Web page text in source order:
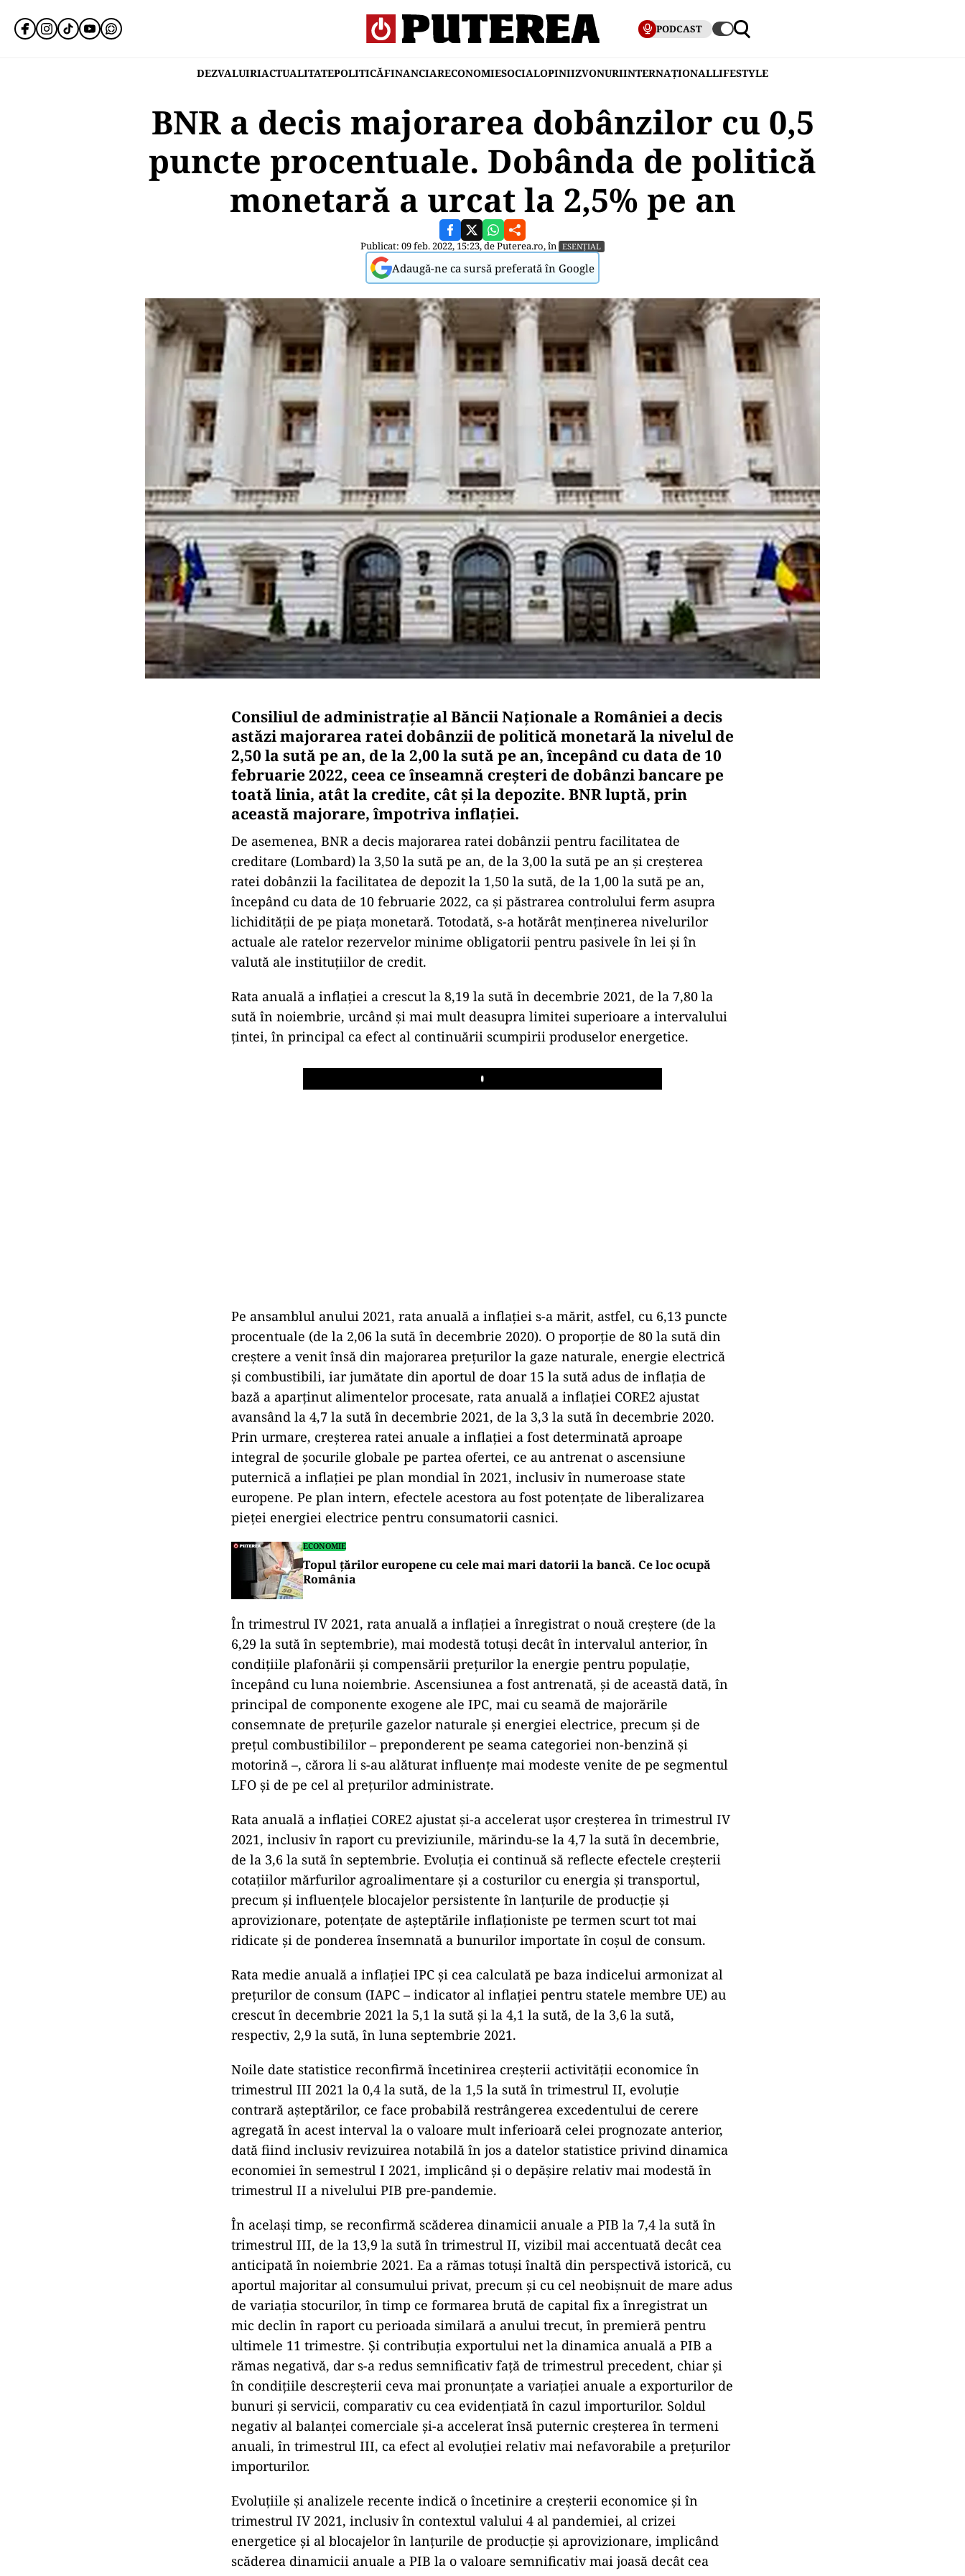
PODCAST
DEZVALUIRIACTUALITATEPOLITICĂFINANCIARECONOMIESOCIALOPINIIZVONURIINTERNAȚIONALLIFESTYLE
BNR a decis majorarea dobânzilor cu 0,5
puncte procentuale. Dobânda de politică
monetară a urcat la 2,5% pe an
Publicat: 09 feb. 2022, 15:23, dePuterea.ro, în ESENȚIAL
Adaugă-ne ca sursă preferată în Google
Consiliul de administraţie al Băncii Naţionale a României a decis
astăzi majorarea ratei dobânzii de politică monetară la nivelul de
2,50 la sută pe an, de la 2,00 la sută pe an, începând cu data de 10
februarie 2022, ceea ce înseamnă creșteri de dobânzi bancare pe
toată linia, atât la credite, cât și la depozite. BNR luptă, prin
această majorare, împotriva inflației.
De asemenea, BNR a decis majorarea ratei dobânzii pentru facilitatea de
creditare (Lombard) la 3,50 la sută pe an, de la 3,00 la sută pe an și creșterea
ratei dobânzii la facilitatea de depozit la 1,50 la sută, de la 1,00 la sută pe an,
începând cu data de 10 februarie 2022, ca și păstrarea controlului ferm asupra
lichidității de pe piața monetară. Totodată, s-a hotărât menținerea nivelurilor
actuale ale ratelor rezervelor minime obligatorii pentru pasivele în lei și în
valută ale instituțiilor de credit.
Rata anuală a inflației a crescut la 8,19 la sută în decembrie 2021, de la 7,80 la
sută în noiembrie, urcând și mai mult deasupra limitei superioare a intervalului
țintei, în principal ca efect al continuării scumpirii produselor energetice.
Play
Pe ansamblul anului 2021, rata anuală a inflației s-a mărit, astfel, cu 6,13 puncte
procentuale (de la 2,06 la sută în decembrie 2020). O proporție de 80 la sută din
creștere a venit însă din majorarea prețurilor la gaze naturale, energie electrică
și combustibili, iar jumătate din aportul de doar 15 la sută adus de inflația de
bază a aparținut alimentelor procesate, rata anuală a inflației CORE2 ajustat
avansând la 4,7 la sută în decembrie 2021, de la 3,3 la sută în decembrie 2020.
Prin urmare, creșterea ratei anuale a inflației a fost determinată aproape
integral de șocurile globale pe partea ofertei, ce au antrenat o ascensiune
puternică a inflației pe plan mondial în 2021, inclusiv în numeroase state
europene. Pe plan intern, efectele acestora au fost potențate de liberalizarea
pieței energiei electrice pentru consumatorii casnici.
ECONOMIE
Topul țărilor europene cu cele mai mari datorii la bancă. Ce loc ocupă
România
În trimestrul IV 2021, rata anuală a inflației a înregistrat o nouă creștere (de la
6,29 la sută în septembrie), mai modestă totuși decât în intervalul anterior, în
condițiile plafonării și compensării prețurilor la energie pentru populație,
începând cu luna noiembrie. Ascensiunea a fost antrenată, și de această dată, în
principal de componente exogene ale IPC, mai cu seamă de majorările
consemnate de prețurile gazelor naturale și energiei electrice, precum și de
prețul combustibililor – preponderent pe seama categoriei non-benzină și
motorină –, cărora li s-au alăturat influențe mai modeste venite de pe segmentul
LFO și de pe cel al prețurilor administrate.
Rata anuală a inflației CORE2 ajustat și-a accelerat ușor creșterea în trimestrul IV
2021, inclusiv în raport cu previziunile, mărindu-se la 4,7 la sută în decembrie,
de la 3,6 la sută în septembrie. Evoluția ei continuă să reflecte efectele creșterii
cotațiilor mărfurilor agroalimentare și a costurilor cu energia și transportul,
precum și influențele blocajelor persistente în lanțurile de producție și
aprovizionare, potențate de așteptările inflaționiste pe termen scurt tot mai
ridicate și de ponderea însemnată a bunurilor importate în coșul de consum.
Rata medie anuală a inflației IPC și cea calculată pe baza indicelui armonizat al
prețurilor de consum (IAPC – indicator al inflației pentru statele membre UE) au
crescut în decembrie 2021 la 5,1 la sută și la 4,1 la sută, de la 3,6 la sută,
respectiv, 2,9 la sută, în luna septembrie 2021.
Noile date statistice reconfirmă încetinirea creșterii activității economice în
trimestrul III 2021 la 0,4 la sută, de la 1,5 la sută în trimestrul II, evoluție
contrară așteptărilor, ce face probabilă restrângerea excedentului de cerere
agregată în acest interval la o valoare mult inferioară celei prognozate anterior,
dată fiind inclusiv revizuirea notabilă în jos a datelor statistice privind dinamica
economiei în semestrul I 2021, implicând și o depășire relativ mai modestă în
trimestrul II a nivelului PIB pre-pandemie.
În același timp, se reconfirmă scăderea dinamicii anuale a PIB la 7,4 la sută în
trimestrul III, de la 13,9 la sută în trimestrul II, vizibil mai accentuată decât cea
anticipată în noiembrie 2021. Ea a rămas totuși înaltă din perspectivă istorică, cu
aportul majoritar al consumului privat, precum și cu cel neobișnuit de mare adus
de variația stocurilor, în timp ce formarea brută de capital fix a înregistrat un
mic declin în raport cu perioada similară a anului trecut, în premieră pentru
ultimele 11 trimestre. Și contribuția exportului net la dinamica anuală a PIB a
rămas negativă, dar s-a redus semnificativ față de trimestrul precedent, chiar și
în condițiile descreșterii ceva mai pronunțate a variației anuale a exporturilor de
bunuri și servicii, comparativ cu cea evidențiată în cazul importurilor. Soldul
negativ al balanței comerciale și-a accelerat însă puternic creșterea în termeni
anuali, în trimestrul III, ca efect al evoluției relativ mai nefavorabile a prețurilor
importurilor.
Evoluțiile și analizele recente indică o încetinire a creșterii economice și în
trimestrul IV 2021, inclusiv în contextul valului 4 al pandemiei, al crizei
energetice și al blocajelor în lanțurile de producție și aprovizionare, implicând
scăderea dinamicii anuale a PIB la o valoare semnificativ mai joasă decât cea